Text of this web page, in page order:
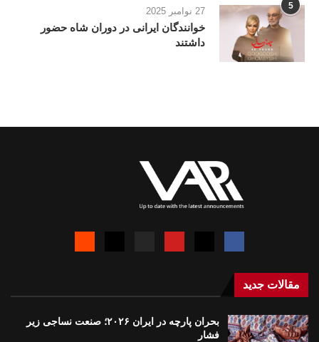
5 27 نوامبر 2025
خوانندگان ایرانی در دوران شاه حضور
داشتند
مقالات جدید
بحران پارچه در ایران ۲۰۲۶؛ صنعت نساجی زیر
فشار